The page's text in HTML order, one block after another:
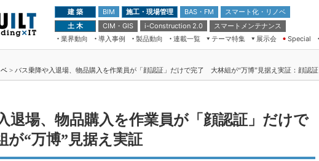
建 築 BIM 施工・現場管理 BAS・FM
スマート化・リノベ
土 木
CIM・GIS i-Construction 2.0
スマートメンテナンス
業界動向
導入事例 製品動向 連載一覧
テーマ特集
ドローンがもたらす建設業界の“ゲー
ムチェンジ” Ver.2.0
“Society5.0”時代のスマートビル
VR／ARが描くモノづくりのミライ
展示会
第8回 国際 建設・測量展
築・土木・不動産の先端技術展－
Japan Drone 2023
メンテナンス・レジリエンスOSAKA
Special
> バス乗降や入退場、物品購入を作業員が「顔認証」だけで完了 大林組が“万博”見据え実証：顔認証
退場、物品購入を作業員が「顔認証」だけで
“万博”見据え実証